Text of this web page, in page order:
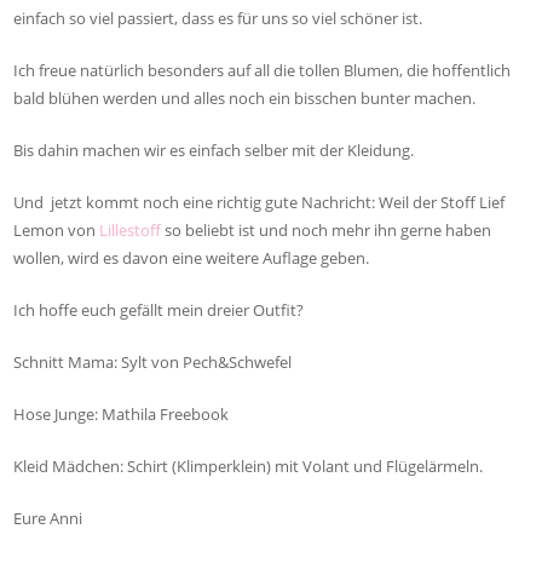
einfach so viel passiert, dass es für uns so viel schöner ist.
Ich freue natürlich besonders auf all die tollen Blumen, die hoffentlich
bald blühen werden und alles noch ein bisschen bunter machen.
Bis dahin machen wir es einfach selber mit der Kleidung.
Und jetzt kommt noch eine richtig gute Nachricht: Weil der Stoff Lief
Lemon von Lillestoffso beliebt ist und noch mehr ihn gerne haben
wollen, wird es davon eine weitere Auflage geben.
Ich hoffe euch gefällt mein dreier Outfit?
Schnitt Mama: Sylt von Pech&Schwefel
Hose Junge: Mathila Freebook
Kleid Mädchen: Schirt (Klimperklein) mit Volant und Flügelärmeln.
Eure Anni